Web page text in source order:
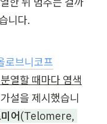
니다.
로브니코프
열할 때마다 염색
설을 제시했습니
어(Telomere,